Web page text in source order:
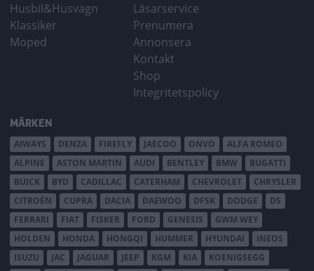
Husbil&Husvagn
Klassiker
Moped
Läsarservice
Prenumera
Annonsera
Kontakt
Shop
Integritetspolicy
MÄRKEN
AIWAYS DENZA FIREFLY JAECOO ONVO
ALFA ROMEO
ALPINE
ASTON MARTIN AUDI BENTLEY BMW
BUGATTI
BUICK
BYD CADILLAC CATERHAM CHEVROLET
CHRYSLER
CITROËN
CUPRA DACIA DAEWOO DFSK DODGE
DS
FERRARI
FIAT FISKER FORD GENESIS
GWM WEY
HOLDEN
HONDA HONGQI HUMMER HYUNDAI
INEOS
ISUZU
JAC JAGUAR JEEP KGM KIA
KOENIGSEGG